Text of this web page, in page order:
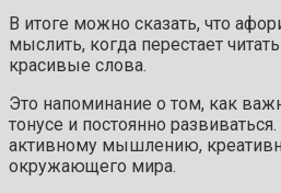
В итоге можно сказать, что
мыслить, когда перестает
красивые слова.
Это напоминание о том, как
тонусе и постоянно
активному мышлению,
окружающего мира.